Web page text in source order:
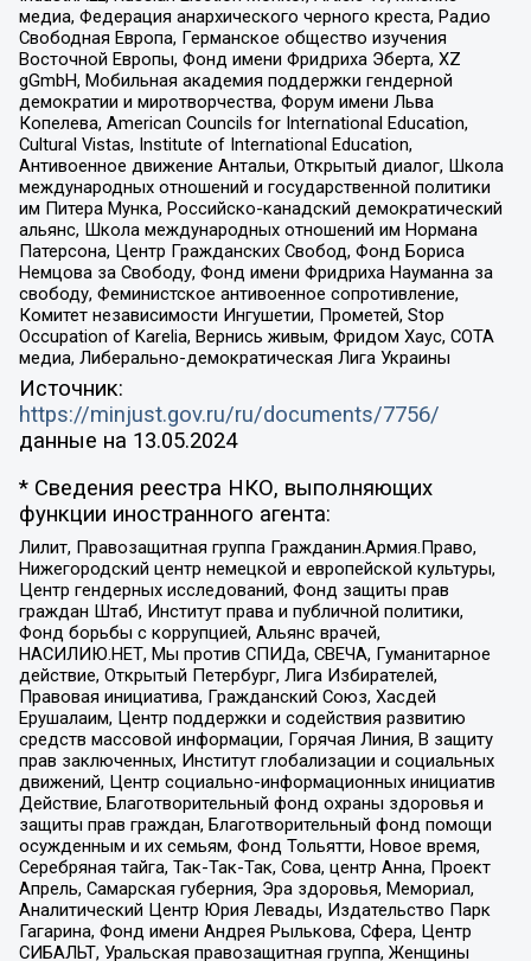
медиа, Федерация анархического черного креста, Радио
Свободная Европа, Германское общество изучения
Восточной Европы, Фонд имени Фридриха Эберта, XZ
gGmbH, Мобильная академия поддержки гендерной
демократии и миротворчества, Форум имени Льва
Копелева, American Councils for International Education,
Cultural Vistas, Institute of International Education,
Антивоенное движение Антальи, Открытый диалог, Школа
международных отношений и государственной политики
им Питера Мунка, Российско-канадский демократический
альянс, Школа международных отношений им Нормана
Патерсона, Центр Гражданских Свобод, Фонд Бориса
Немцова за Свободу, Фонд имени Фридриха Науманна за
свободу, Феминистское антивоенное сопротивление,
Комитет независимости Ингушетии, Прометей, Stop
Occupation of Karelia, Вернись живым, Фридом Хаус, СОТА
медиа, Либерально-демократическая Лига Украины
Источник:
https://minjust.gov.ru/ru/documents/7756/
данные на 13.05.2024
* Сведения реестра НКО, выполняющих
функции иностранного агента:
Лилит, Правозащитная группа Гражданин.Армия.Право,
Нижегородский центр немецкой и европейской культуры,
Центр гендерных исследований, Фонд защиты прав
граждан Штаб, Институт права и публичной политики,
Фонд борьбы с коррупцией, Альянс врачей,
НАСИЛИЮ.НЕТ, Мы против СПИДа, СВЕЧА, Гуманитарное
действие, Открытый Петербург, Лига Избирателей,
Правовая инициатива, Гражданский Союз, Хасдей
Ерушалаим, Центр поддержки и содействия развитию
средств массовой информации, Горячая Линия, В защиту
прав заключенных, Институт глобализации и социальных
движений, Центр социально-информационных инициатив
Действие, Благотворительный фонд охраны здоровья и
защиты прав граждан, Благотворительный фонд помощи
осужденным и их семьям, Фонд Тольятти, Новое время,
Серебряная тайга, Так-Так-Так, Сова, центр Анна, Проект
Апрель, Самарская губерния, Эра здоровья, Мемориал,
Аналитический Центр Юрия Левады, Издательство Парк
Гагарина, Фонд имени Андрея Рылькова, Сфера, Центр
СИБАЛЬТ, Уральская правозащитная группа, Женщины